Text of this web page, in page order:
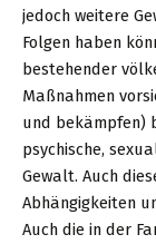
jedoch weitere
Folgen haben
bestehender
Maßnahmen
und bekämpfen)
psychische,
Gewalt. Auch
Abhängigkeiten
Auch die in der